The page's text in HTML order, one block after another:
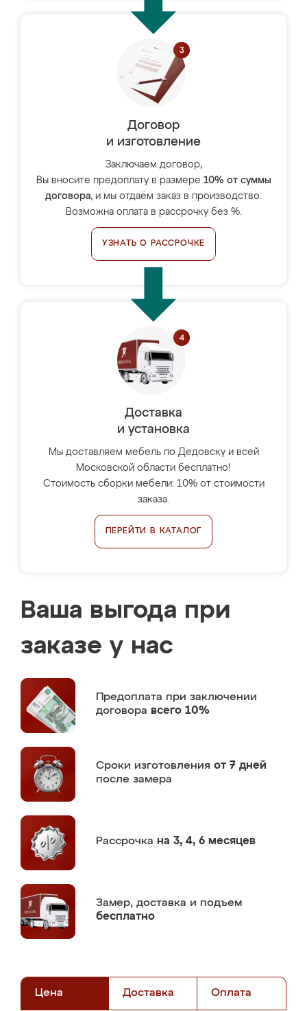
Договор
и изготовление
Заключаем договор,
Вы вносите предоплату в размере 10% от суммы
договора, и мы отдаём заказ в производство.
Возможна оплата в рассрочку без %.
УЗНАТЬ О РАССРОЧКЕ
Доставка
и установка
Мы доставляем мебель по Дедовску и всей
Московской области бесплатно!
Стоимость сборки мебели: 10% от стоимости
заказа.
ПЕРЕЙТИ В КАТАЛОГ
Ваша выгода при
заказе у нас
Предоплата при заключении
договора всего 10%
Сроки изготовления от 7 дней
после замера
Рассрочка на 3, 4, 6 месяцев
Замер, доставка и подъем
бесплатно
Цена Доставка Оплата